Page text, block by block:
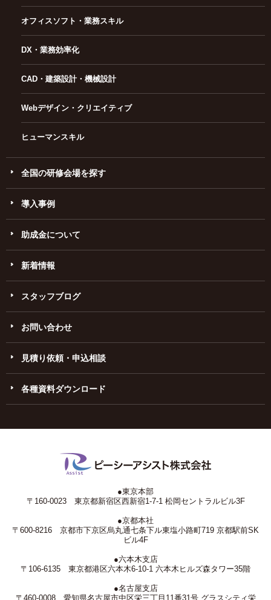
オフィスソフト・業務スキル
DX・業務効率化
CAD・建築設計・機械設計
Webデザイン・クリエイティブ
ヒューマンスキル
全国の研修会場を探す
導入事例
助成金について
新着情報
スタッフブログ
お問い合わせ
見積り依頼・申込相談
各種資料ダウンロード
●東京本部
〒160-0023 東京都新宿区西新宿1-7-1 松岡セントラルビル3F
●京都本社
〒600-8216 京都市下京区烏丸通七条下ル東塩小路町719 京都駅前SK
ビル4F
●六本木支店
〒106-6135 東京都港区六本木6-10-1 六本木ヒルズ森タワー35階
●名古屋支店
〒460-0008 愛知県名古屋市中区栄三丁目11番31号 グラスシティ栄